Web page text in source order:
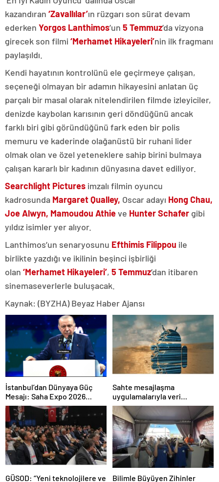
kazandıran ‘Zavallılar’ın rüzgarı son sürat devam
ederken Yorgos Lanthimos’un 5 Temmuz’da vizyona
girecek son filmi ‘Merhamet Hikayeleri’nin ilk fragmanı
paylaşıldı.
Kendi hayatının kontrolünü ele geçirmeye çalışan,
seçeneği olmayan bir adamın hikayesini anlatan üç
parçalı bir masal olarak nitelendirilen filmde izleyiciler,
denizde kaybolan karısının geri döndüğünü ancak
farklı biri gibi göründüğünü fark eden bir polis
memuru ve kaderinde olağanüstü bir ruhani lider
olmak olan ve özel yeteneklere sahip birini bulmaya
çalışan kararlı bir kadının dünyasına davet ediliyor.
Searchlight Pictures imzalı filmin oyuncu
kadrosunda Margaret Qualley, Oscar adayı Hong Chau,
Joe Alwyn, Mamoudou Athieve Hunter Schafer gibi
yıldız isimler yer alıyor.
Lanthimos’un senaryosunu Efthimis Filippou ile
birlikte yazdığı ve ikilinin beşinci işbirliği
olan ‘Merhamet Hikayeleri’, 5 Temmuz’dan itibaren
sinemaseverlerle buluşacak.
Kaynak: (BYZHA) Beyaz Haber Ajansı
İstanbul’dan Dünyaya Güç
Mesajı: Saha Expo 2026
Rekorlarla Kapılarını Kapattı
Sahte mesajlaşma
uygulamalarıyla veri
sızdırıyorlar- Haber Şafak
GÜSOD: “Yeni teknolojilere ve
Bilimle Büyüyen Zihinler